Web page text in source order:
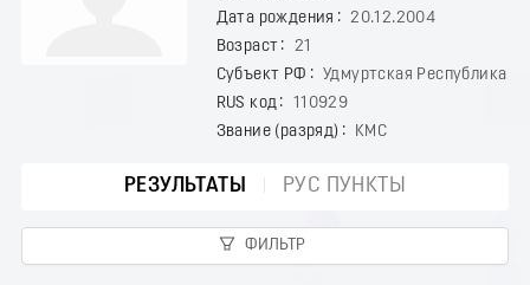
Дата рождения
20.12.2004
Возраст
21
Субъект РФ
Удмуртская Республика
RUS код
110929
Звание (разряд)
КМС
РЕЗУЛЬТАТЫ РУС ПУНКТЫ
ФИЛЬТР